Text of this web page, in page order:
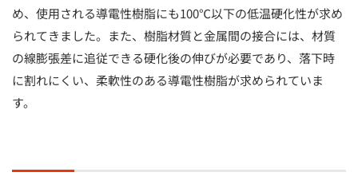
CSR情報
ニュースリリース
採用情報
め、使用される導電性樹脂にも100℃以下の低温硬化性が求め
られてきました。また、樹脂材質と金属間の接合には、材質
の線膨張差に追従できる硬化後の伸びが必要であり、落下時
に割れにくい、柔軟性のある導電性樹脂が求められていま
す。